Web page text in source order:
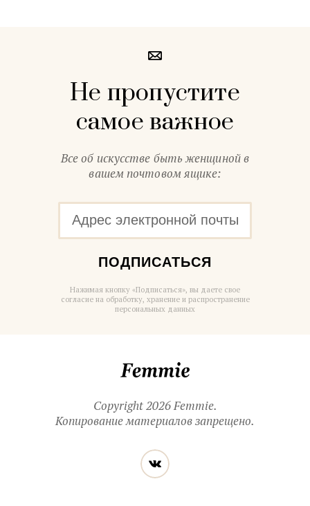
Не пропустите
самое важное
Все об искусстве быть женщиной в
вашем почтовом ящике:
ПОДПИСАТЬСЯ
Нажимая кнопку «Подписаться», вы даете свое
согласие на обработку, хранение и распространение
персональных данных
Copyright 2026 Femmie.
Копирование материалов запрещено.
Читайте
нас
в социальных